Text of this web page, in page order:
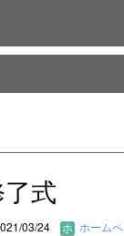
式
03/24
ホームペ